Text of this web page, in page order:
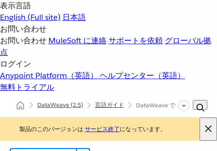
表示言語
English (Full site) 日本語
お問い合わせ
お問い合わせ MuleSoft に連絡サポートを依頼 グローバル拠
点
ログイン
Anypoint Platform（英語） ヘルプセンター（英語）
無料トライアル
DataWeave(2.5) 言語ガイド DataWeave で使用可能な外
製品のこのバージョンは サービス終了になっています。